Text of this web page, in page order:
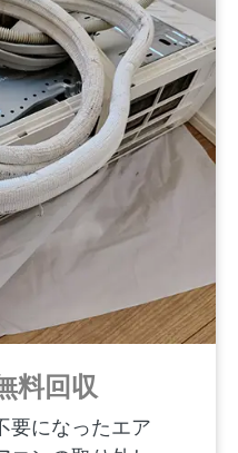
料回収
要になったエア